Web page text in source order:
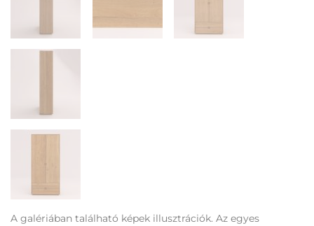
A galériában található képek illusztrációk. Az egyes